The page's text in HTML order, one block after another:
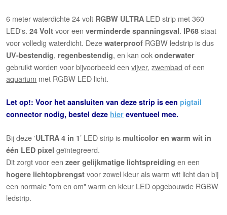
6 meter waterdichte 24 volt RGBW ULTRA LED strip met 360
LED's.24 Volt voor eenverminderde spanningsval. IP68 staat
voor volledig waterdicht. Dezewaterproof RGBW ledstrip is dus
UV-bestendig, regenbestendig, en kan ookonderwater
gebruikt worden voor bijvoorbeeld eenvijver,zwembad of een
aquarium met RGBW LED licht.
Let op!: Voor het aansluiten van deze strip is eenpigtail
connector nodig, bestel deze hier eventueel mee.
Bij deze ‘ULTRA4 in 1’ LED strip is multicolor en warm wit in
één LED pixel geïntegreerd.
Dit zorgt voor eenzeer gelijkmatige lichtspreiding en een
hogere lichtopbrengst voor zowel kleur als warm wit licht dan bij
een normale "om en om" warm en kleur LED opgebouwde RGBW
ledstrip.